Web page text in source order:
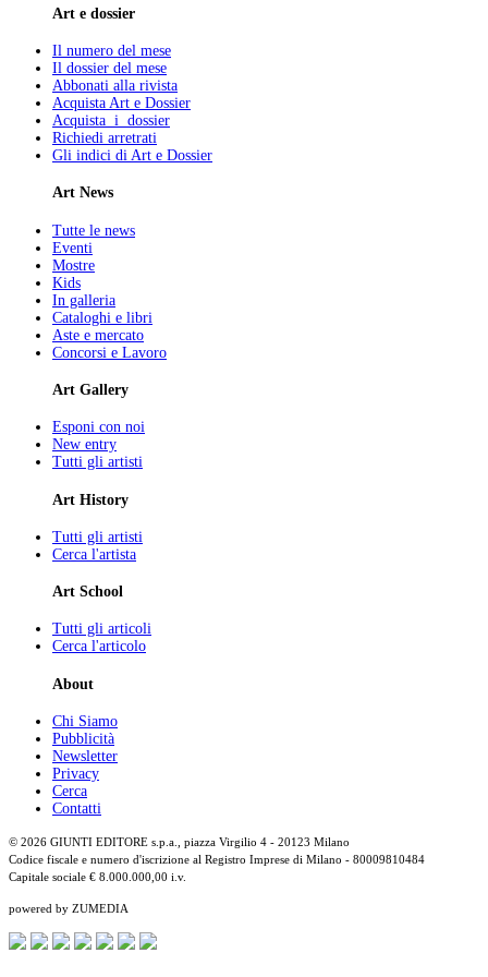
Art e dossier
Il numero del mese
Il dossier del mese
Abbonati alla rivista
Acquista Art e Dossier
Acquista i dossier
Richiedi arretrati
Gli indici di Art e Dossier
Art News
Tutte le news
Eventi
Mostre
Kids
In galleria
Cataloghi e libri
Aste e mercato
Concorsi e Lavoro
Art Gallery
Esponi con noi
New entry
Tutti gli artisti
Art History
Tutti gli artisti
Cerca l'artista
Art School
Tutti gli articoli
Cerca l'articolo
About
Chi Siamo
Pubblicità
Newsletter
Privacy
Cerca
Contatti
© 2026 GIUNTI EDITORE s.p.a., piazza Virgilio 4 - 20123 Milano
Codice fiscale e numero d'iscrizione al Registro Imprese di Milano - 80009810484
Capitale sociale € 8.000.000,00 i.v.
powered by ZUMEDIA